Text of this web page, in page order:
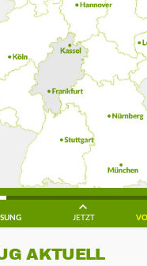
JETZT
AKTUELL